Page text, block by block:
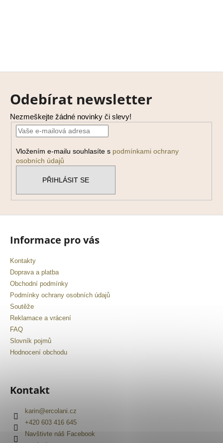
Odebírat newsletter
Nezmeškejte žádné novinky či slevy!
Vložením e-mailu souhlasíte s podmínkami ochrany
osobních údajů
PŘIHLÁSIT SE
Informace pro vás
Kontakty
Doprava a platba
Obchodní podmínky
Podmínky ochrany osobních údajů
Soutěže
Reklamace a vrácení
FAQ
Slovník pojmů
Hodnocení obchodu
Kontakt
karin@ercolani.cz
+420 603 416 645
Navštivte náš Facebook